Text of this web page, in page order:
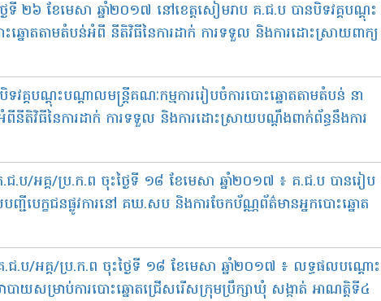
ទី ២៦ ខែមេសា ឆ្នាំ២០១៧ នៅ​ខេត្ត​សៀម​រាប គ.ជ.ប បាន​បិទ​វគ្គ​បណ្ដុះ​
ះ​ឆ្នោត​តាម​តំបន់​អំពី នីតិវិធី​នៃការ​ដាក់ ការ​ទទួល និង​ការ​ដោះ​ស្រាយ​ពាក្យ​
គ្គ​បណ្តុះ​បណ្តាល​មន្ត្រី​គណៈកម្មការ​រៀប​ចំការ​បោះ​ឆ្នោត​តាម​តំបន់ នា​​
នីតិ​វិធី​នៃ​ការ​ដាក់​ ការ​ទទួល និង​ការ​ដោះ​ស្រាយ​បណ្តឹង​ពាក់​ព័ន្ធ​នឹង​ការ​
ប/អគ្គ/ប្រ.ក.ព ចុះថ្ងៃទី ១៨ ខែ​មេសា ឆ្នាំ២០១៧ ៖ គ.ជ.ប បាន​រៀប​
បញ្ជី​បេក្ខ​ជន​ផ្លូវ​ការ​នៅ​ គឃ.សប និង​ការ​ចែក​ប័ណ្ណ​ព័ត៌​មាន​អ្នក​បោះ​ឆ្នោត​
.ប/អគ្គ/ប្រ.ក.ព ចុះ​ថ្ងៃទី ១៨ ខែមេសា ឆ្នាំ​២០១៧ ៖ លទ្ធផល​បណ្ដោះ​
ាយ​សម្រាប់​ការ​បោះ​ឆ្នោត​ជ្រើស​រើស​ក្រុម​ប្រឹក្សា​ឃុំ​ សង្កាត់​ អាណត្តិ​ទី​៤